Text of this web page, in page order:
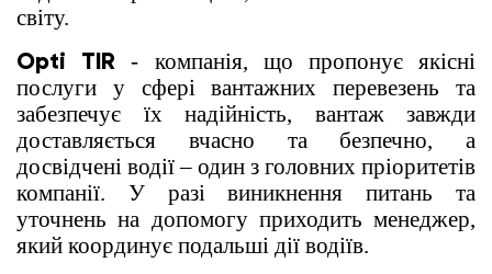
світу.
Opti TIR- компанія, що пропонує якісні
послуги у сфері вантажних перевезень та
забезпечує їх надійність, вантаж завжди
доставляється вчасно та безпечно, а
досвідчені водії – один з головних пріоритетів
компанії. У разі виникнення питань та
уточнень на допомогу приходить менеджер,
який координує подальші дії водіїв.